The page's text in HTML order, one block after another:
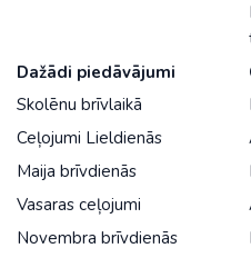
Dažādi piedāvājumi
Skolēnu brīvlaikā
Ceļojumi Lieldienās
Maija brīvdienās
Vasaras ceļojumi
Novembra brīvdienās